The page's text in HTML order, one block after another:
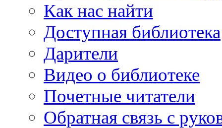
Как нас найти
Доступная библиотека
Дарители
Видео о библиотеке
Почетные читатели
Обратная связь с